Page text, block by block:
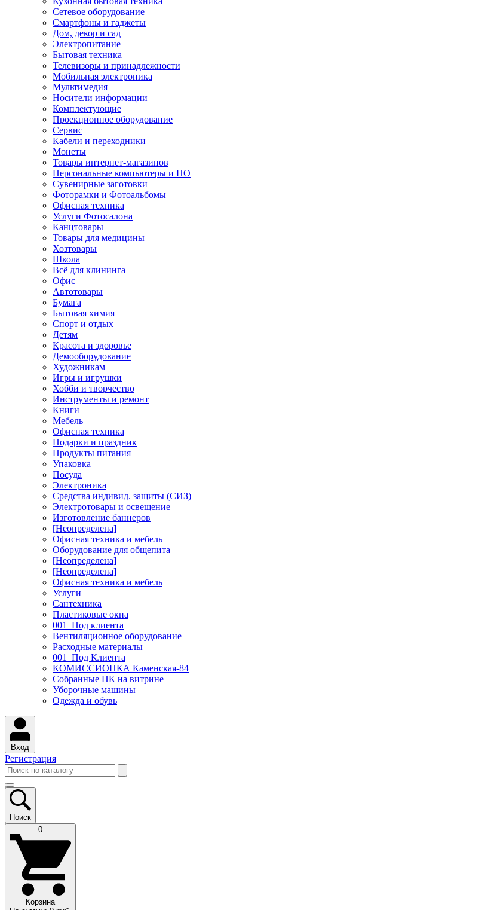
Сетевое оборудование
Смартфоны и гаджеты
Дом, декор и сад
Электропитание
Бытовая техника
Телевизоры и принадлежности
Мобильная электроника
Мультимедия
Носители информации
Комплектующие
Проекционное оборудование
Сервис
Кабели и переходники
Монеты
Товары интернет-магазинов
Персональные компьютеры и ПО
Сувенирные заготовки
Фоторамки и Фотоальбомы
Офисная техника
Услуги Фотосалона
Канцтовары
Товары для медицины
Хозтовары
Школа
Всё для клининга
Офис
Автотовары
Бумага
Бытовая химия
Спорт и отдых
Детям
Красота и здоровье
Демооборудование
Художникам
Игры и игрушки
Хобби и творчество
Инструменты и ремонт
Книги
Мебель
Офисная техника
Подарки и праздник
Продукты питания
Упаковка
Посуда
Электроника
Средства индивид. защиты (СИЗ)
Электротовары и освещение
Изготовление баннеров
[Неопределена]
Офисная техника и мебель
Оборудование для общепита
[Неопределена]
[Неопределена]
Офисная техника и мебель
Услуги
Сантехника
Пластиковые окна
001_Под клиента
Вентиляционное оборудование
Расходные материалы
001_Под Клиента
КОМИССИОНКА Каменская-84
Собранные ПК на витрине
Уборочные машины
Одежда и обувь
Вход
Регистрация
Поиск
0
Корзина